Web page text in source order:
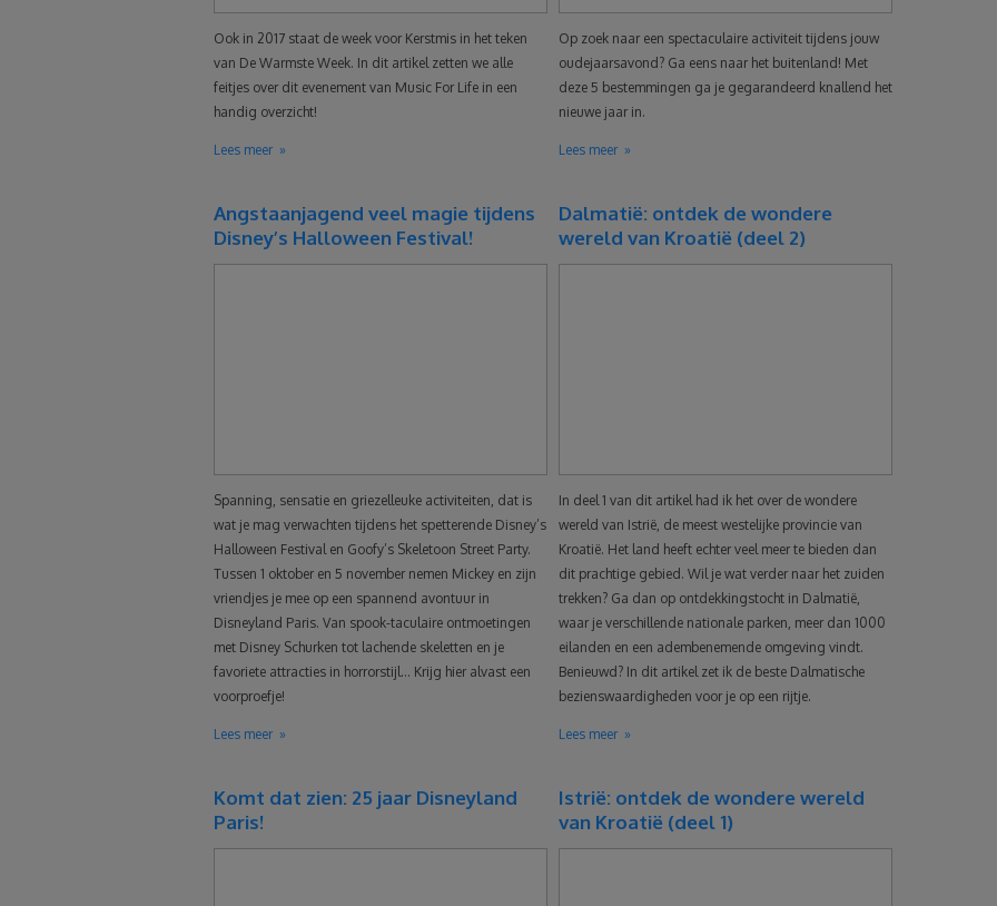
Ook in 2017 staat de week voor Kerstmis in het teken
van De Warmste Week. In dit artikel zetten we alle
feitjes over dit evenement van Music For Life in een
handig overzicht!
Lees meer
Op zoek naar een spectaculaire activiteit tijdens jouw
oudejaarsavond? Ga eens naar het buitenland! Met
deze 5 bestemmingen ga je gegarandeerd knallend het
nieuwe jaar in.
Lees meer
Angstaanjagend veel magie tijdens
Disney’s Halloween Festival!
Spanning, sensatie en griezelleuke activiteiten, dat is
wat je mag verwachten tijdens het spetterende Disney’s
Halloween Festival en Goofy’s Skeletoon Street Party.
Tussen 1 oktober en 5 november nemen Mickey en zijn
vriendjes je mee op een spannend avontuur in
Disneyland Paris. Van spook-taculaire ontmoetingen
met Disney Schurken tot lachende skeletten en je
favoriete attracties in horrorstijl… Krijg hier alvast een
voorproefje!
Lees meer
Dalmatië: ontdek de wondere
wereld van Kroatië (deel 2)
In deel 1 van dit artikel had ik het over de wondere
wereld van Istrië, de meest westelijke provincie van
Kroatië. Het land heeft echter veel meer te bieden dan
dit prachtige gebied. Wil je wat verder naar het zuiden
trekken? Ga dan op ontdekkingstocht in Dalmatië,
waar je verschillende nationale parken, meer dan 1000
eilanden en een adembenemende omgeving vindt.
Benieuwd? In dit artikel zet ik de beste Dalmatische
bezienswaardigheden voor je op een rijtje.
Lees meer
Komt dat zien: 25 jaar Disneyland
Paris!
Istrië: ontdek de wondere wereld
van Kroatië (deel 1)